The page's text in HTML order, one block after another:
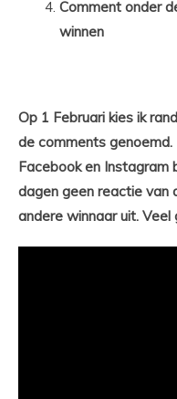
Comment onder
winnen
Op 1 Februari kies ik
de comments
Facebook en Instagram
dagen geen reactie van
andere winnaar uit.